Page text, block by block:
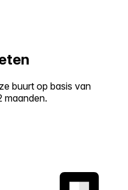
buurt op basis van
maanden.